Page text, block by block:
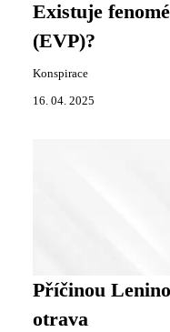
Existuje
(EVP)?
Konspirace
16. 04. 2025
Příčinou
otrava